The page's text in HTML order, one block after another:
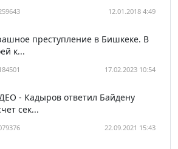
12.01.2018 4:49
преступление в Бишкеке. В
к...
17.02.2023 10:54
- Кадыров ответил Байдену
сек...
22.09.2021 15:43